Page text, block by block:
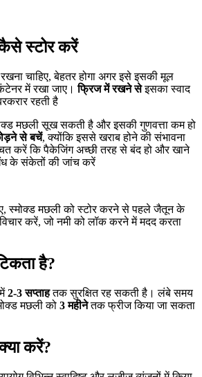
स्टोर करें
चाहिए, बेहतर होगा अगर इसे इसकी मूल
में रखा जाए।फ्रिज में रखने सेइसका स्वाद
रहती है
मछली सूख सकती है और इसकी गुणवत्ता कम हो
से बचें, क्योंकि इससे खराब होने की संभावना
करें कि पैकेजिंग अच्छी तरह से बंद हो और खाने
के संकेतों की जांच करें
स्मोक्ड मछली को स्टोर करने से पहले जैतून के
करें, जो नमी को लॉक करने में मदद करता
है?
2-3 सप्ताहतक सुरक्षित रह सकती है। लंबे समय
मछली को 3 महीनेतक फ्रीज किया जा सकता
करें?